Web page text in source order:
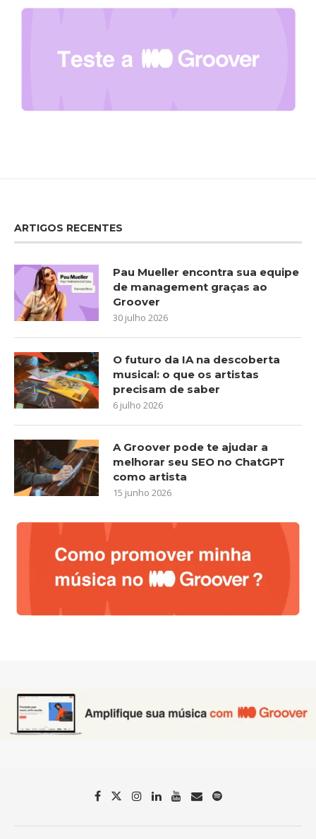
ARTIGOS RECENTES
Pau Mueller encontra sua equipe
de management graças ao
Groover
30 julho 2026
O futuro da IA na descoberta
musical: o que os artistas
precisam de saber
6 julho 2026
A Groover pode te ajudar a
melhorar seu SEO no ChatGPT
como artista
15 junho 2026